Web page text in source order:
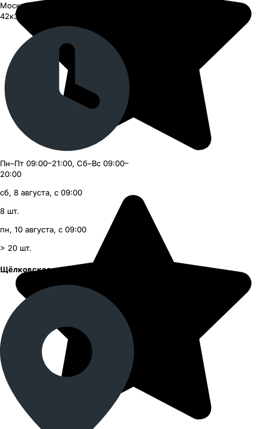
Москва, СЗАО, улица Барышиха,
42к3
Пн–Пт 09:00–21:00, Сб–Вс 09:00–
20:00
сб, 8 августа, с 09:00
8 шт.
пн, 10 августа, с 09:00
> 20 шт.
Щёлковское шоссе